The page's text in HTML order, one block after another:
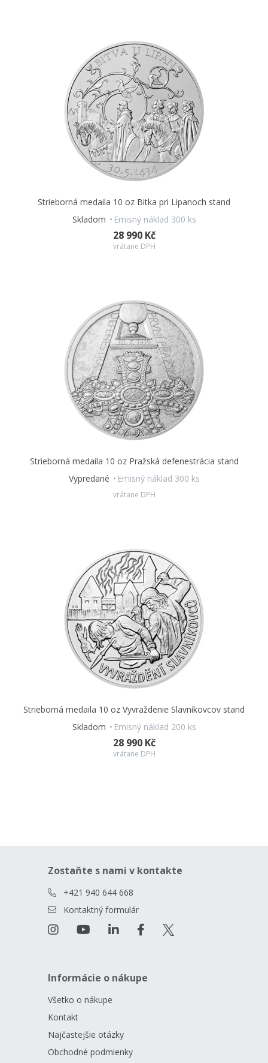
Strieborná medaila 10 oz Bitka pri Lipanoch stand
Skladom
Emisný náklad 300 ks
28 990 Kč
vrátane DPH
Strieborná medaila 10 oz Pražská defenestrácia stand
Vypredané
Emisný náklad 300 ks
vrátane DPH
Strieborná medaila 10 oz Vyvraždenie Slavníkovcov stand
Skladom
Emisný náklad 200 ks
28 990 Kč
vrátane DPH
Zostaňte s nami v kontakte
+421 940 644 668
Kontaktný formulár
Informácie o nákupe
Všetko o nákupe
Kontakt
Najčastejšie otázky
Obchodné podmienky